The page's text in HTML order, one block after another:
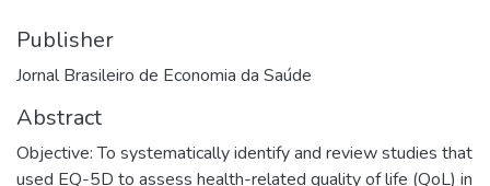
Publisher
Jornal Brasileiro de Economia da Saúde
Abstract
Objective: To systematically identify and review studies that
used EQ-5D to assess health-related quality of life (QoL) in